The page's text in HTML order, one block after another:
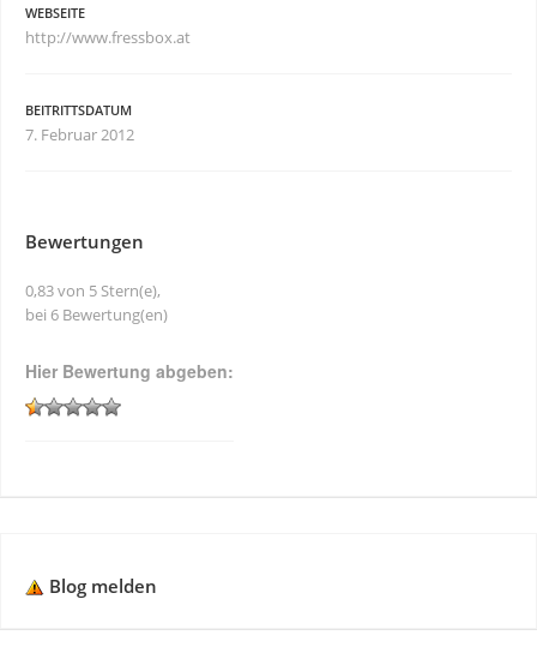
WEBSEITE
http://www.fressbox.at
BEITRITTSDATUM
7. Februar 2012
Bewertungen
0,83 von 5 Stern(e),
bei 6 Bewertung(en)
Hier Bewertung abgeben:
Blog melden